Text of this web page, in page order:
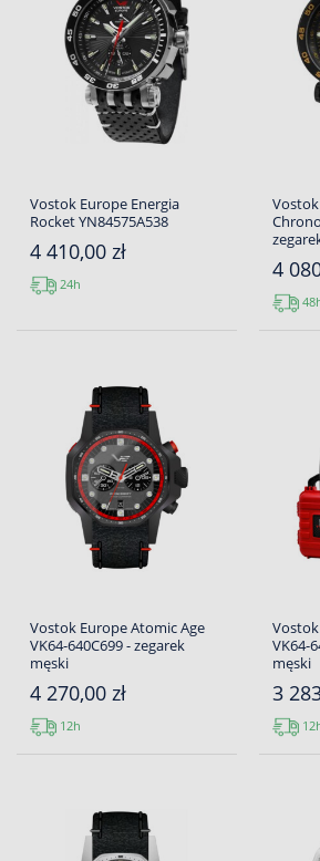
Vostok Europe Energia
Rocket YN84575A538
4 410,00 zł
24h
4
Vostok Europe Atomic Age
VK64-640C699 - zegarek
męski
4 270,00 zł
12h
Vostok
VK64-
męski
3